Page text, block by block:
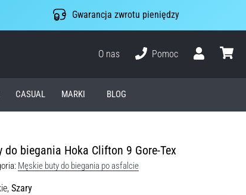
Gwarancja zwrotu pieniędzy
O nas
Pomoc
CASUAL MARKI BLOG
do biegania Hoka Clifton 9 Gore-Tex
Męskie buty do biegania po asfalcie
Szary